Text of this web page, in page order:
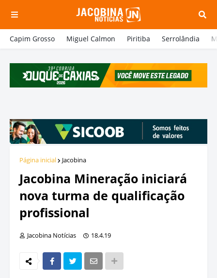
Capim Grosso Miguel Calmon Piritiba Serrolândia
Página inicial Jacobina
Jacobina Mineração iniciará
nova turma de qualificação
profissional
Jacobina Notícias 18.4.19